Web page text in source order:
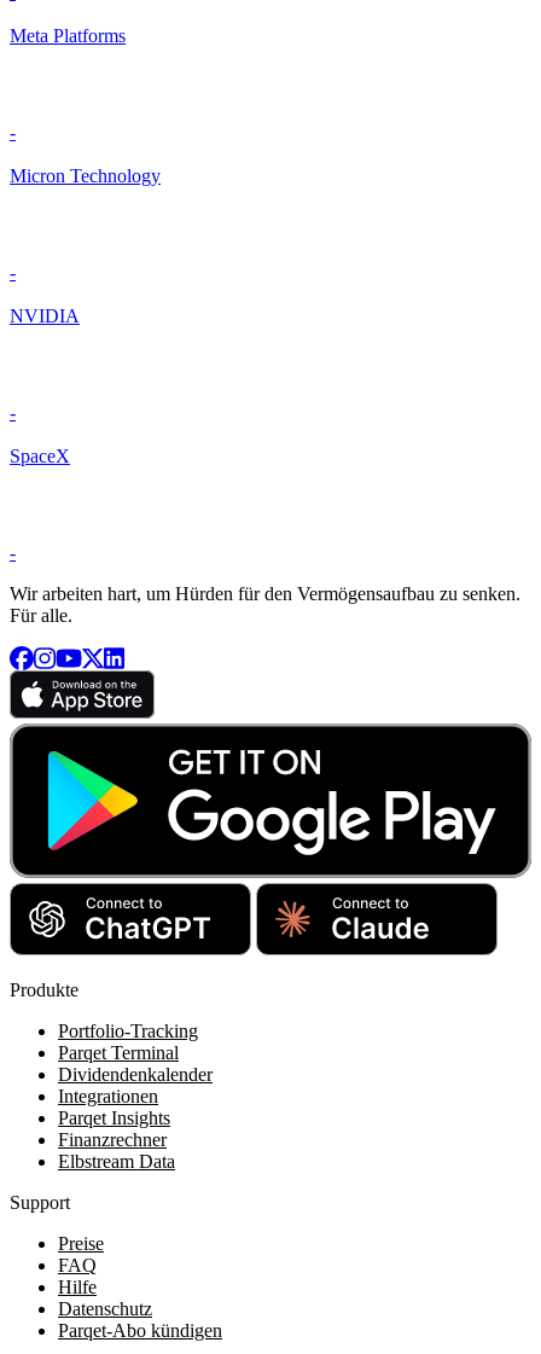
Meta Platforms
-
Micron Technology
-
NVIDIA
-
SpaceX
-
Wir arbeiten hart, um Hürden für den Vermögensaufbau zu senken.
Für alle.
Produkte
Portfolio-Tracking
Parqet Terminal
Dividendenkalender
Integrationen
Parqet Insights
Finanzrechner
Elbstream Data
Support
Preise
FAQ
Hilfe
Datenschutz
Parqet-Abo kündigen